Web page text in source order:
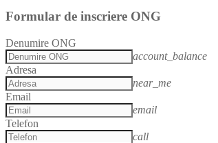
Formular de inscriere ONG
Denumire ONG
account_balance
Adresa
near_me
Email
email
Telefon
call